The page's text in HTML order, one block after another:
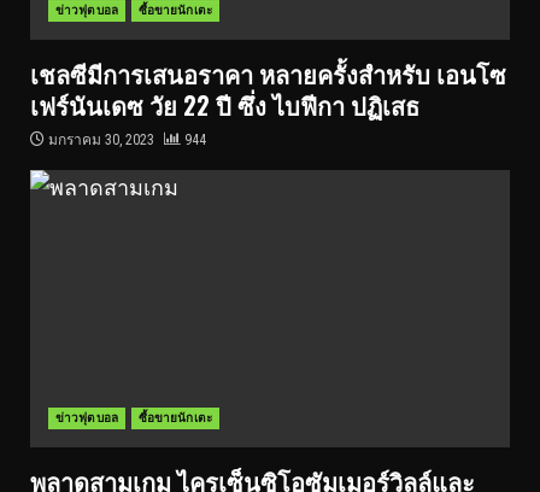
ข่าวฟุตบอล ซื้อขายนักเตะ
เชลซีมีการเสนอราคา หลายครั้งสำหรับ เอนโซ
เฟร์นันเดซ วัย 22 ปี ซึ่ง ไบฟีกา ปฏิเสธ
มกราคม 30, 2023 944
ข่าวฟุตบอล ซื้อขายนักเตะ
พลาดสามเกม ไครเซ็นซิโอซัมเมอร์วิลล์และ